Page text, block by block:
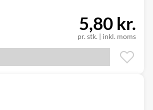
pr. stk. | inkl. moms
5,80 kr.